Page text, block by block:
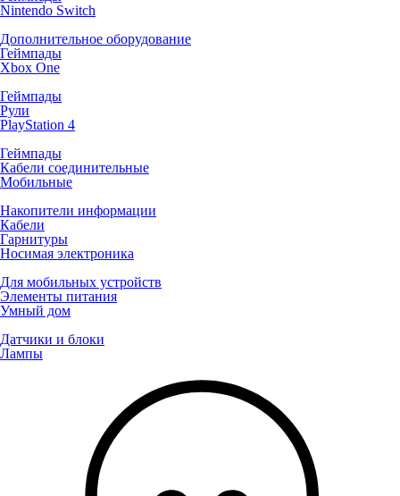
Nintendo Switch
Дополнительное оборудование
Геймпады
Xbox One
Геймпады
Рули
PlayStation 4
Геймпады
Кабели соединительные
Мобильные
Накопители информации
Кабели
Гарнитуры
Носимая электроника
Для мобильных устройств
Элементы питания
Умный дом
Датчики и блоки
Лампы